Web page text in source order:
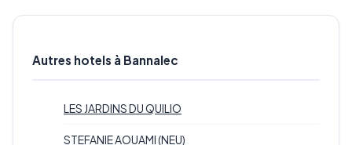
Autres hotels à Bannalec
LES JARDINS DU QUILIO
STEFANIE AOUAMI (NEU)